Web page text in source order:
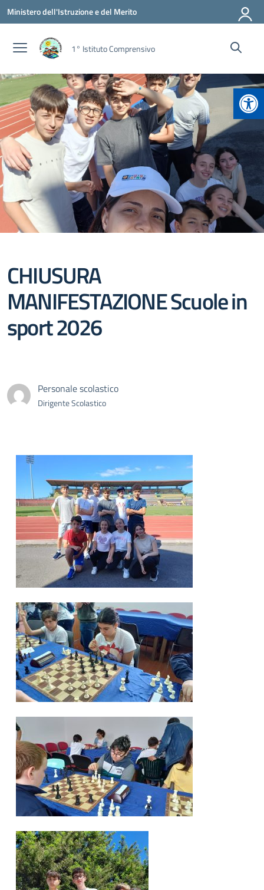
Vai ai contenuti
Vai al menu di navigazione
Vai al footer
Ministero dell'Istruzione e del Merito
1° Istituto Comprensivo
CHIUSURA
MANIFESTAZIONE Scuole in
sport 2026
Personale scolastico
Dirigente Scolastico